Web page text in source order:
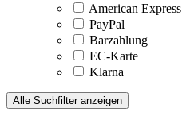
American Express
PayPal
Barzahlung
EC-Karte
Klarna
Alle Suchfilter anzeigen